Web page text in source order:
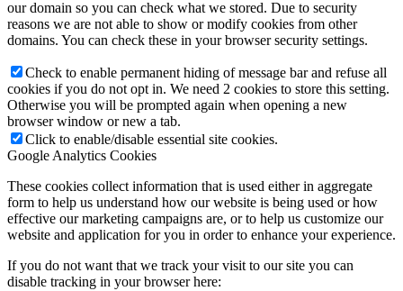
our domain so you can check what we stored. Due to security
reasons we are not able to show or modify cookies from other
domains. You can check these in your browser security settings.
Check to enable permanent hiding of message bar and refuse all
cookies if you do not opt in. We need 2 cookies to store this setting.
Otherwise you will be prompted again when opening a new
browser window or new a tab.
Click to enable/disable essential site cookies.
Google Analytics Cookies
These cookies collect information that is used either in aggregate
form to help us understand how our website is being used or how
effective our marketing campaigns are, or to help us customize our
website and application for you in order to enhance your experience.
If you do not want that we track your visit to our site you can
disable tracking in your browser here: